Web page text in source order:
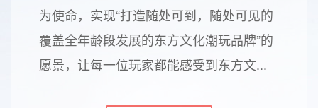
为使命，实现“打造随处可到，随处可见的
覆盖全年龄段发展的东方文化潮玩品牌”的
愿景，让每一位玩家都能感受到东方文...